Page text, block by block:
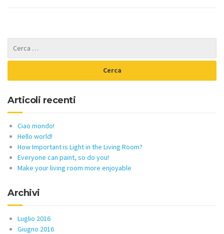
Articoli recenti
Ciao mondo!
Hello world!
How Important is Light in the Living Room?
Everyone can paint, so do you!
Make your living room more enjoyable
Archivi
Luglio 2016
Giugno 2016